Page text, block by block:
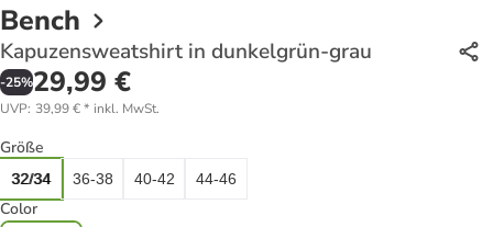
Bench
Kapuzensweatshirt in dunkelgrün-grau
-25%29,99 €
UVP: 39,99 €* inkl. MwSt.
Größe
32/34 36-38 40-42 44-46
Color